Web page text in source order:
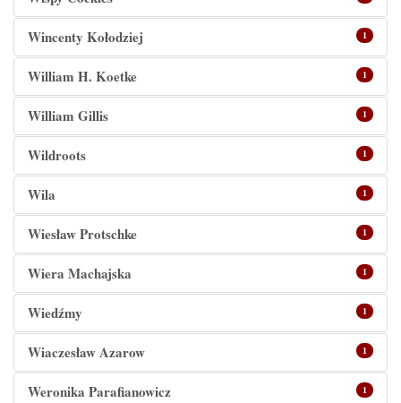
Wincenty Kołodziej 1
William H. Koetke 1
William Gillis 1
Wildroots 1
Wila 1
Wiesław Protschke 1
Wiera Machajska 1
Wiedźmy 1
Wiaczesław Azarow 1
Weronika Parafianowicz 1